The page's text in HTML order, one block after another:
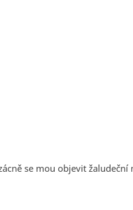
se mou objevit žaludeční